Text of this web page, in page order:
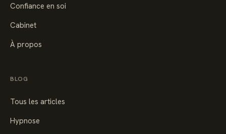
Confiance en soi
Cabinet
À propos
BLOG
Tous les articles
Hypnose